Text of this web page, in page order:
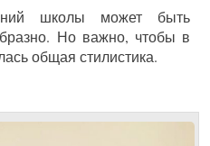
школы может быть
Но важно, чтобы в
общая стилистика.